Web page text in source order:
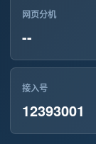
网页分机
--
接入号
12393001